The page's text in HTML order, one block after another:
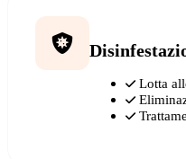
Lotta